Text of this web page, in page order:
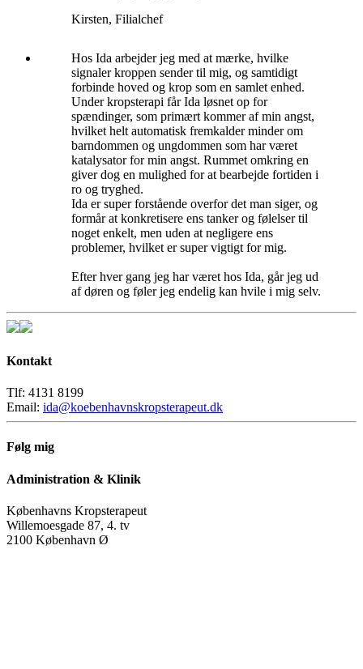
Kirsten, Filialchef
Hos Ida arbejder jeg med at mærke, hvilke
signaler kroppen sender til mig, og samtidigt
forbinde hoved og krop som en samlet enhed.
Under kropsterapi får Ida løsnet op for
spændinger, som primært kommer af min angst,
hvilket helt automatisk fremkalder minder om
barndommen og ungdommen som har været
katalysator for min angst. Rummet omkring en
giver dog en mulighed for at bearbejde fortiden i
ro og tryghed.
Ida er super forstående overfor det man siger, og
formår at konkretisere ens tanker og følelser til
noget enkelt, men uden at negligere ens
problemer, hvilket er super vigtigt for mig.
Efter hver gang jeg har været hos Ida, går jeg ud
af døren og føler jeg endelig kan hvile i mig selv.
Kontakt
Tlf: 4131 8199
Email: ida@koebenhavnskropsterapeut.dk
Følg mig
Administration & Klinik
Københavns Kropsterapeut
Willemoesgade 87, 4. tv
2100 København Ø